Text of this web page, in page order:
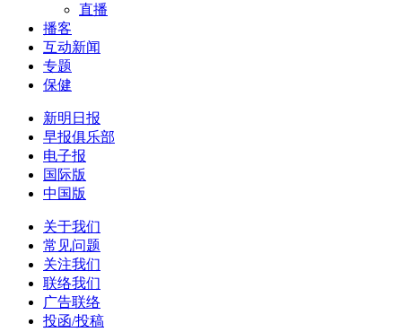
直播
播客
互动新闻
专题
保健
新明日报
早报俱乐部
电子报
国际版
中国版
关于我们
常见问题
关注我们
联络我们
广告联络
投函/投稿